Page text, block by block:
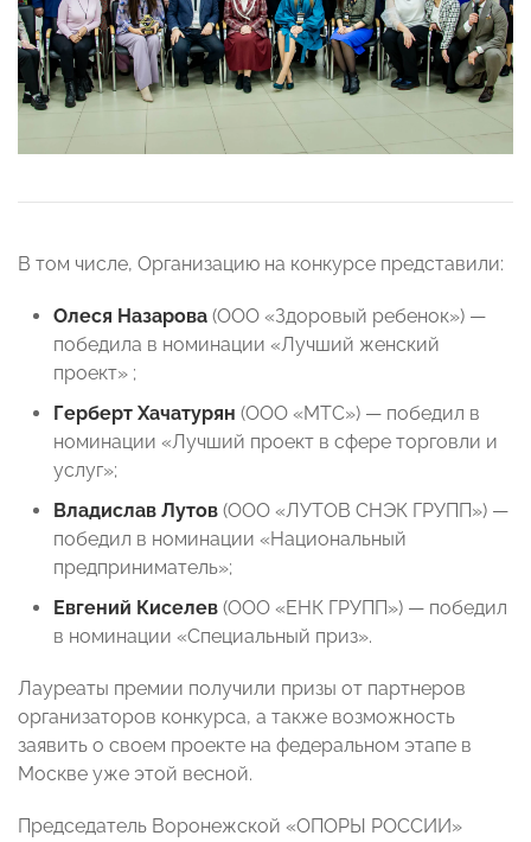
В том числе, Организацию на конкурсе представили:
Олеся Назарова (ООО «Здоровый ребенок») —
победила в номинации «Лучший женский
проект» ;
Герберт Хачатурян (ООО «МТС») — победил в
номинации «Лучший проект в сфере торговли и
услуг»;
Владислав Лутов (ООО «ЛУТОВ СНЭК ГРУПП») —
победил в номинации «Национальный
предприниматель»;
Евгений Киселев (ООО «ЕНК ГРУПП») — победил
в номинации «Специальный приз».
Лауреаты премии получили призы от партнеров
организаторов конкурса, а также возможность
заявить о своем проекте на федеральном этапе в
Москве уже этой весной.
Председатель Воронежской «ОПОРЫ РОССИИ»